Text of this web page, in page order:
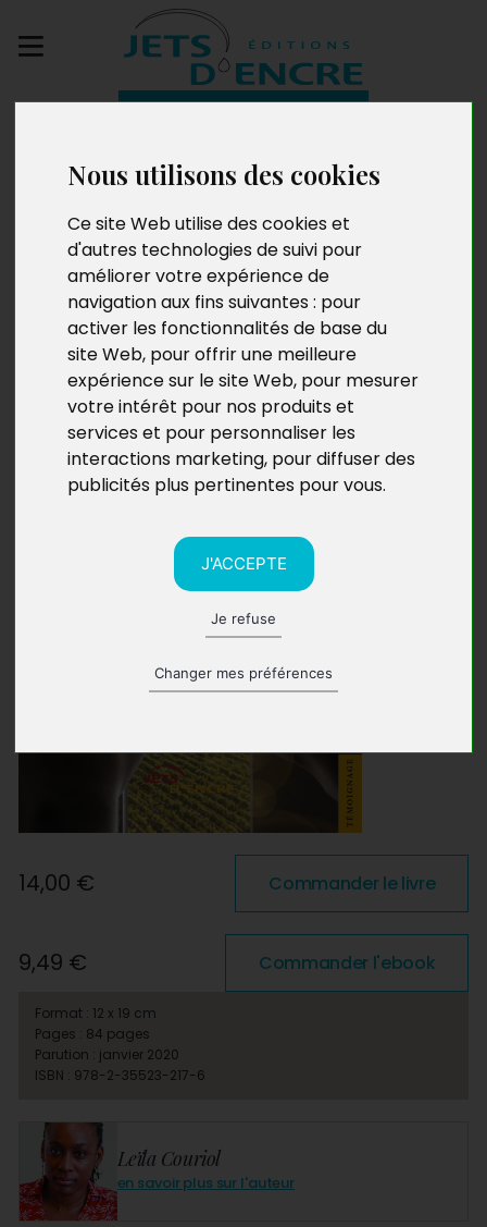
Nous utilisons des cookies
Ce site Web utilise des cookies et
d'autres technologies de suivi pour
améliorer votre expérience de
navigation aux fins suivantes : pour
activer les fonctionnalités de base du
site Web, pour offrir une meilleure
expérience sur le site Web, pour mesurer
votre intérêt pour nos produits et
services et pour personnaliser les
interactions marketing, pour diffuser des
publicités plus pertinentes pour vous.
J'ACCEPTE
Je refuse
Changer mes préférences
Une fenêtre sur ma vie
Leïla Couriol
en savoir plus sur l'auteur
14,00 € Commander le livre
9,49 € Commander l'ebook
Format : 12 x 19 cm
Pages : 84 pages
Parution : janvier 2020
ISBN : 978-2-35523-217-6